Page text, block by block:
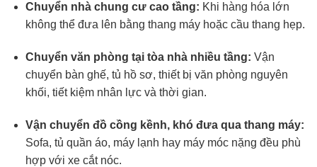
Chuyển nhà chung cư cao tầng: Khi hàng hóa lớn
không thể đưa lên bằng thang máy hoặc cầu thang hẹp.
Chuyển văn phòng tại tòa nhà nhiều tầng: Vận
chuyển bàn ghế, tủ hồ sơ, thiết bị văn phòng nguyên
khối, tiết kiệm nhân lực và thời gian.
Vận chuyển đồ cồng kềnh, khó đưa qua thang máy:
Sofa, tủ quần áo, máy lạnh hay máy móc nặng đều phù
hợp với xe cắt nóc.